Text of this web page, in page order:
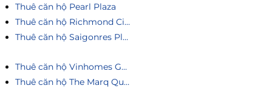
Thuê căn hộ Pearl Plaza
Thuê căn hộ Richmond City
Thuê căn hộ Saigonres Plaza
Thuê căn hộ Vinhomes Golden River
Thuê căn hộ The Marq Quận 1